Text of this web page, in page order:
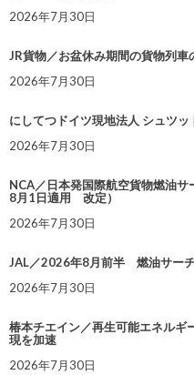
2026年7月30日
JR貨物／お盆休み期間の貨物列車
2026年7月30日
にしてつドイツ現地法人 シュツ
2026年7月30日
NCA／日本発国際航空貨物燃油
8月1日適用 改定）
2026年7月30日
JAL／2026年8月前半 燃油サー
2026年7月30日
椿本チエイン／再生可能エネルギ
現を加速
2026年7月30日